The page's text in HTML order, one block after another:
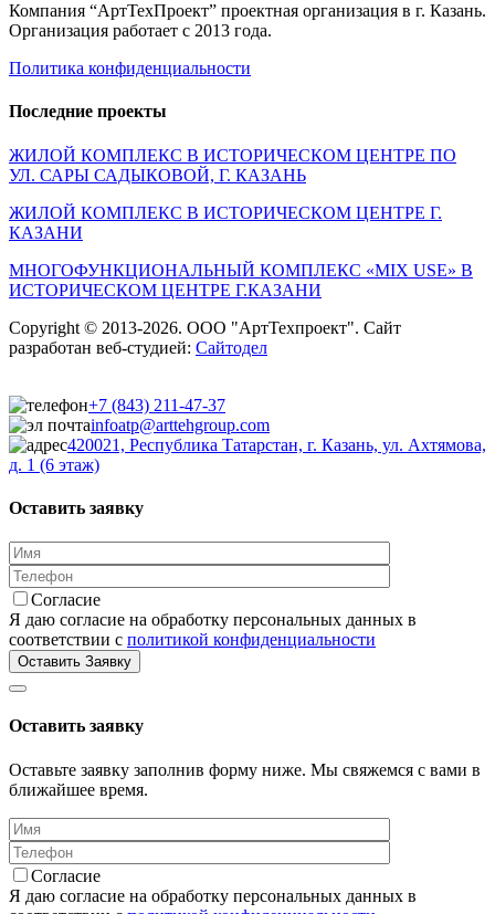
Компания “АртТехПроект” проектная организация в г. Казань.
Организация работает с 2013 года.
Политика конфиденциальности
Последние проекты
ЖИЛОЙ КОМПЛЕКС В ИСТОРИЧЕСКОМ ЦЕНТРЕ ПО
УЛ. САРЫ САДЫКОВОЙ, Г. КАЗАНЬ
ЖИЛОЙ КОМПЛЕКС В ИСТОРИЧЕСКОМ ЦЕНТРЕ Г.
КАЗАНИ
МНОГОФУНКЦИОНАЛЬНЫЙ КОМПЛЕКС «MIX USE» В
ИСТОРИЧЕСКОМ ЦЕНТРЕ Г.КАЗАНИ
Copyright © 2013-2026. ООО "АртТехпроект". Сайт
разработан веб-студией: Сайтодел
+7 (843) 211-47-37
infoatp@arttehgroup.com
420021, Республика Татарстан, г. Казань, ул. Ахтямова,
д. 1 (6 этаж)
Оставить заявку
Согласие
Я даю согласие на обработку персональных данных в
соответствии с политикой конфиденциальности
Оставить заявку
Оставьте заявку заполнив форму ниже. Мы свяжемся с вами в
ближайшее время.
Согласие
Я даю согласие на обработку персональных данных в